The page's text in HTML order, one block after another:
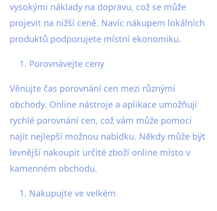
vysokými náklady na dopravu, což se může
projevit na nižší ceně. Navíc nákupem lokálních
produktů podporujete místní ekonomiku.
Porovnávejte ceny
Věnujte čas porovnání cen mezi různými
obchody. Online nástroje a aplikace umožňují
rychlé porovnání cen, což vám může pomoci
najít nejlepší možnou nabídku. Někdy může být
levnější nakoupit určité zboží online místo v
kamenném obchodu.
Nakupujte ve velkém